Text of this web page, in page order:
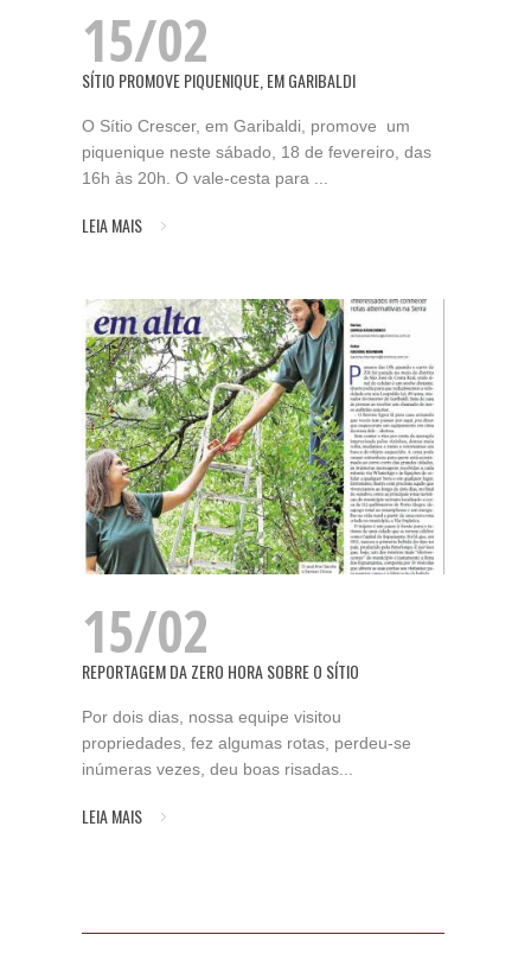
15/02
SÍTIO PROMOVE PIQUENIQUE, EM GARIBALDI
O Sítio Crescer, em Garibaldi, promove um
piquenique neste sábado, 18 de fevereiro, das
16h às 20h. O vale-cesta para ...
LEIA MAIS
15/02
REPORTAGEM DA ZERO HORA SOBRE O SÍTIO
Por dois dias, nossa equipe visitou
propriedades, fez algumas rotas, perdeu-se
inúmeras vezes, deu boas risadas...
LEIA MAIS